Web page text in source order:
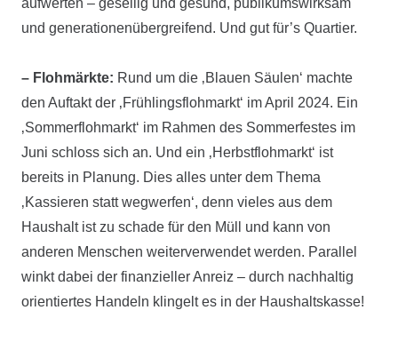
und generationenübergreifend. Und gut für’s Quartier.
– Flohmärkte: Rund um die ‚Blauen Säulen‘ machte
den Auftakt der ‚Frühlingsflohmarkt‘ im April 2024. Ein
‚Sommerflohmarkt‘ im Rahmen des Sommerfestes im
Juni schloss sich an. Und ein ‚Herbstflohmarkt‘ ist
bereits in Planung. Dies alles unter dem Thema
‚Kassieren statt wegwerfen‘, denn vieles aus dem
Haushalt ist zu schade für den Müll und kann von
anderen Menschen weiterverwendet werden. Parallel
winkt dabei der finanzieller Anreiz – durch nachhaltig
orientiertes Handeln klingelt es in der Haushaltskasse!